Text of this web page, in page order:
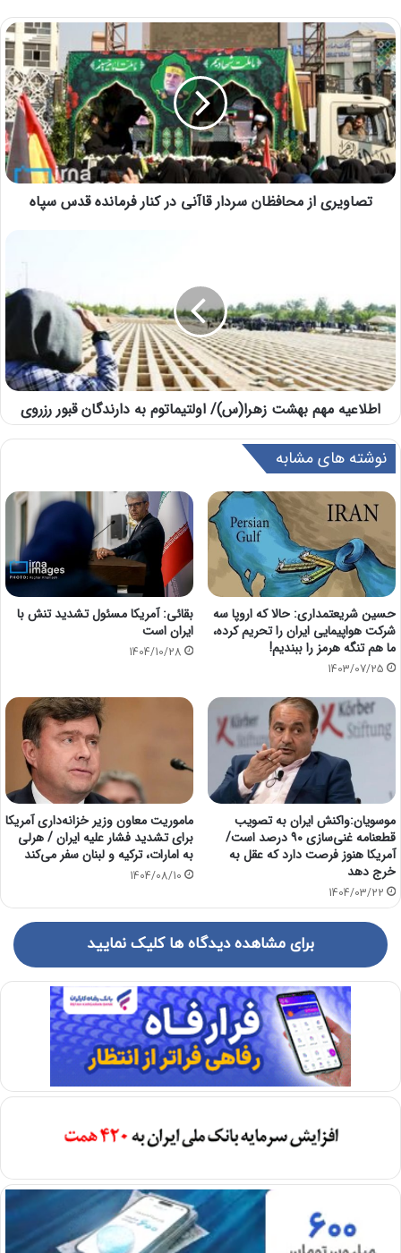
تصاویری از محافظان سردار قاآنی در کنار فرمانده قدس سپاه
اطلاعیه مهم بهشت زهرا(س)/ اولتیماتوم به دارندگان قبور رزروی
نوشته های مشابه
حسین شریعتمداری: حالا که اروپا سه
شرکت هواپیمایی ایران را تحریم کرده،
ما هم تنگه هرمز را ببندیم!
1403/07/25
بقائی: آمریکا مسئول تشدید تنش با
ایران است
1404/10/28
موسویان:واکنش ایران به تصویب
قطعنامه غنی‌سازی ۹۰ درصد است/
آمریکا هنوز فرصت دارد که عقل به
خرج دهد
1404/03/22
ماموریت معاون وزیر خزانه‌داری آمریکا
برای تشدید فشار علیه ایران / هرلی
به امارات، ترکیه و لبنان سفر می‌کند
1404/08/10
برای مشاهده دیدگاه ها کلیک نمایید